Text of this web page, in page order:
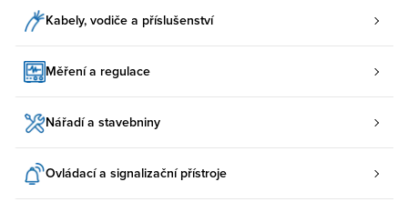
Kabely, vodiče a příslušenství
Měření a regulace
Nářadí a stavebniny
Ovládací a signalizační přístroje